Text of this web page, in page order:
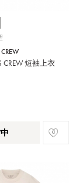
CREW 短袖上衣